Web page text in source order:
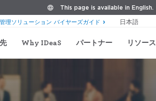
This page is available in English.
Why IDeaS パートナー リソース
理ソリューション バイヤーズガイド